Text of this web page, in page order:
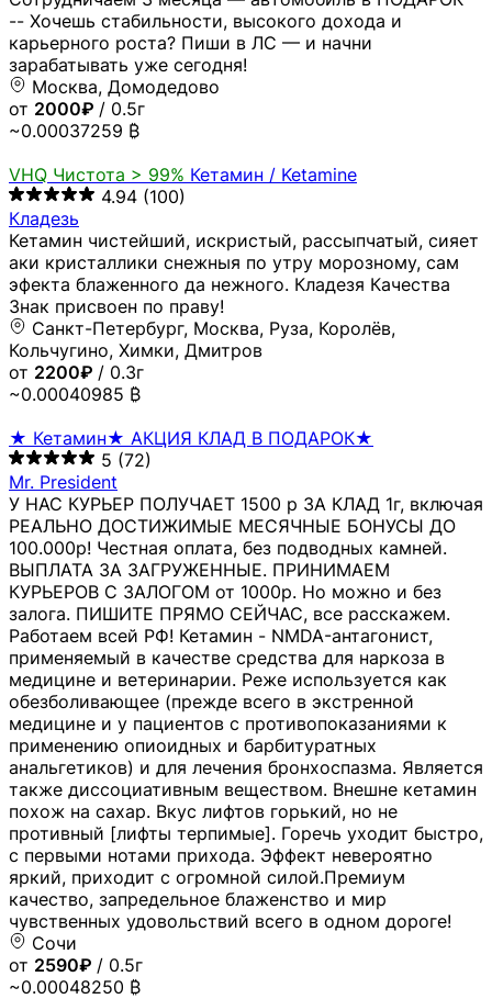
-- Хочешь стабильности, высокого дохода и
карьерного роста? Пиши в ЛС — и начни
зарабатывать уже сегодня!
Москва, Домодедово
от 2000₽ / 0.5г
~0.00037259 ₿
VHQ Чистота > 99% Кетамин / Ketamine
4.94 (100)
Кладезь
Кетамин чистейший, искристый, рассыпчатый, сияет
аки кристаллики снежныя по утру морозному, сам
эфекта блаженного да нежного. Кладезя Качества
Знак присвоен по праву!
Санкт-Петербург, Москва, Руза, Королёв,
Кольчугино, Химки, Дмитров
от 2200₽ / 0.3г
~0.00040985 ₿
★ Кетамин★ АКЦИЯ КЛАД В ПОДАРОК★
5 (72)
Mr. President
У НАС КУРЬЕР ПОЛУЧАЕТ 1500 р ЗА КЛАД 1г, включая
РЕАЛЬНО ДОСТИЖИМЫЕ МЕСЯЧНЫЕ БОНУСЫ ДО
100.000р! Честная оплата, без подводных камней.
ВЫПЛАТА ЗА ЗАГРУЖЕННЫЕ. ПРИНИМАЕМ
КУРЬЕРОВ С ЗАЛОГОМ от 1000р. Но можно и без
залога. ПИШИТЕ ПРЯМО СЕЙЧАС, все расскажем.
Работаем всей РФ! Кетамин - NMDA-антагонист,
применяемый в качестве средства для наркоза в
медицине и ветеринарии. Реже используется как
обезболивающее (прежде всего в экстренной
медицине и у пациентов с противопоказаниями к
применению опиоидных и барбитуратных
анальгетиков) и для лечения бронхоспазма. Является
также диссоциативным веществом. Внешне кетамин
похож на сахар. Вкус лифтов горький, но не
противный [лифты терпимые]. Горечь уходит быстро,
с первыми нотами прихода. Эффект невероятно
яркий, приходит с огромной силой.Премиум
качество, запредельное блаженство и мир
чувственных удовольствий всего в одном дороге!
Сочи
от 2590₽ / 0.5г
~0.00048250 ₿